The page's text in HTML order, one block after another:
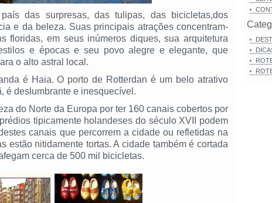
das surpresas, das tulipas, das bicicletas,dos
e da beleza. Suas principais atrações concentram-
floridas, em seus inúmeros diques, sua arquitetura
e épocas e seu povo alegre e elegante, que
o alto astral local.
é Haia. O porto de Rotterdan é um belo atrativo
é deslumbrante e inesquecível.
do Norte da Europa por ter 160 canais cobertos por
tipicamente holandeses do século XVII podem
canais que percorrem a cidade ou refletidas na
estão nitidamente tortas. A cidade também é cortada
cerca de 500 mil bicicletas.